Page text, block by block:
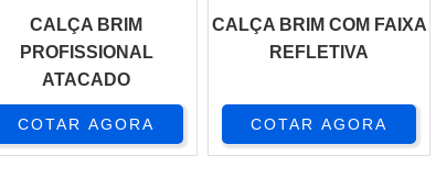
CALÇA BRIM
PROFISSIONAL
ATACADO
COTAR AGORA
CALÇA BRIM COM FAIXA
REFLETIVA
COTAR AGORA